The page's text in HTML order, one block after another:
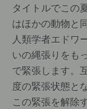
タイトルでこの
はほかの動物と
人類学者エドワ
いの縄張りをも
で緊張します。
度の緊張状態と
この緊張を解除